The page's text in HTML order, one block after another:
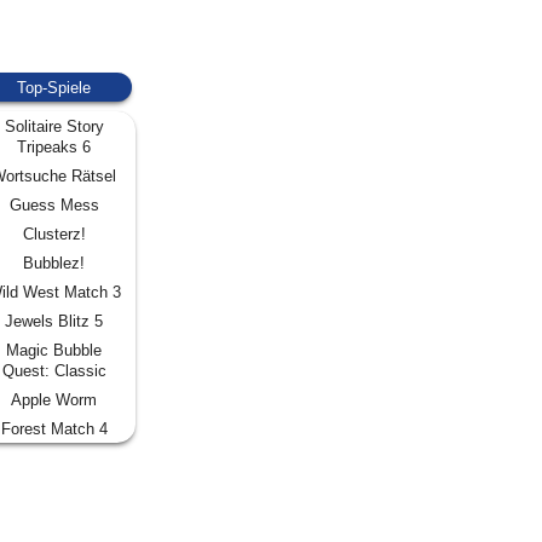
Top-Spiele
Solitaire Story
Tripeaks 6
Rätsel
Guess Mess
Clusterz!
Bubblez!
West Match 3
Jewels Blitz 5
Magic Bubble
Quest: Classic
Apple Worm
Forest Match 4